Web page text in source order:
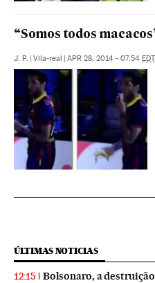
“Somos todos
J. P. | Vila-real | APR 28, 2014 - 07:54 EDT
ÚLTIMAS NOTICIAS
12:15 Bolsonaro, a